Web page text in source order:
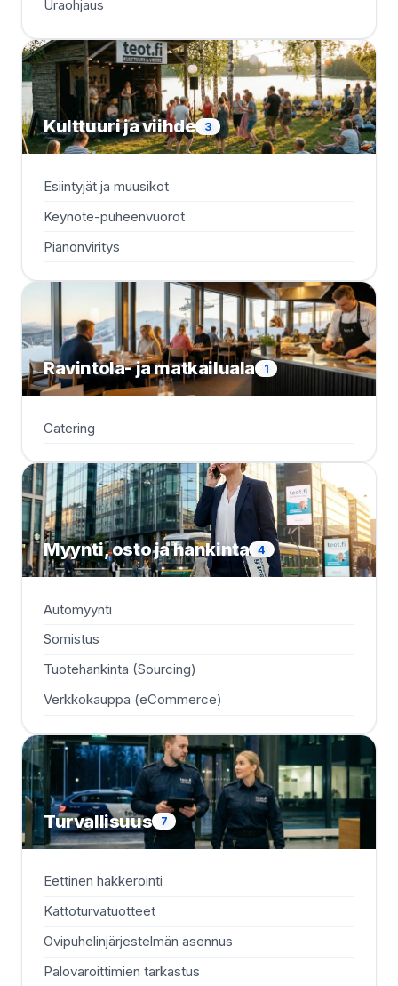
Uraohjaus
Kulttuuri ja viihde 3
Esiintyjät ja muusikot
Keynote-puheenvuorot
Pianonviritys
Ravintola- ja matkailuala 1
Catering
Myynti, osto ja hankinta 4
Automyynti
Somistus
Tuotehankinta (Sourcing)
Verkkokauppa (eCommerce)
Turvallisuus 7
Eettinen hakkerointi
Kattoturvatuotteet
Ovipuhelinjärjestelmän asennus
Palovaroittimien tarkastus